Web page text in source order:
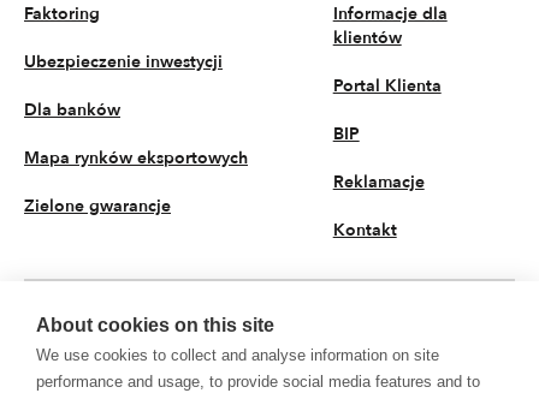
Faktoring
Ubezpieczenie inwestycji
Dla banków
Mapa rynków eksportowych
Zielone gwarancje
Informacje dla
klientów
Portal Klienta
BIP
Reklamacje
Kontakt
© 2026 KUKE S.A. Wszystkie prawa zastrzeżone
PL
About cookies on this site
We use cookies to collect and analyse information on site
performance and usage, to provide social media features and to